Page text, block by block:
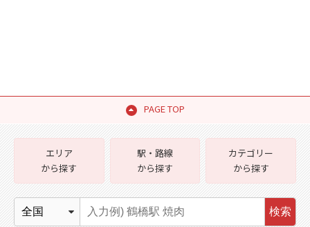
PAGE TOP
エリア
から探す
駅・路線
から探す
カテゴリー
から探す
検索